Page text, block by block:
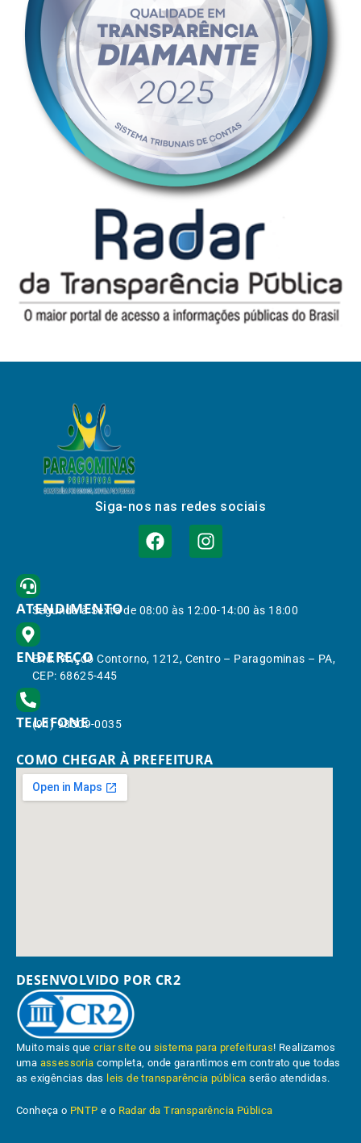
Siga-nos nas redes sociais
ATENDIMENTO
Segunda à Sexta de 08:00 às 12:00-14:00 às 18:00
ENDEREÇO
End.: Av. do Contorno, 1212, Centro – Paragominas – PA,
CEP: 68625-445
TELEFONE
(91) 98309-0035
COMO CHEGAR À PREFEITURA
DESENVOLVIDO POR CR2
Muito mais quecriar site ou sistema para prefeituras! Realizamos
uma assessoria completa, onde garantimos em contrato que todas
as exigências das leis de transparência pública serão atendidas.
Conheça o PNTP e o Radar da Transparência Pública